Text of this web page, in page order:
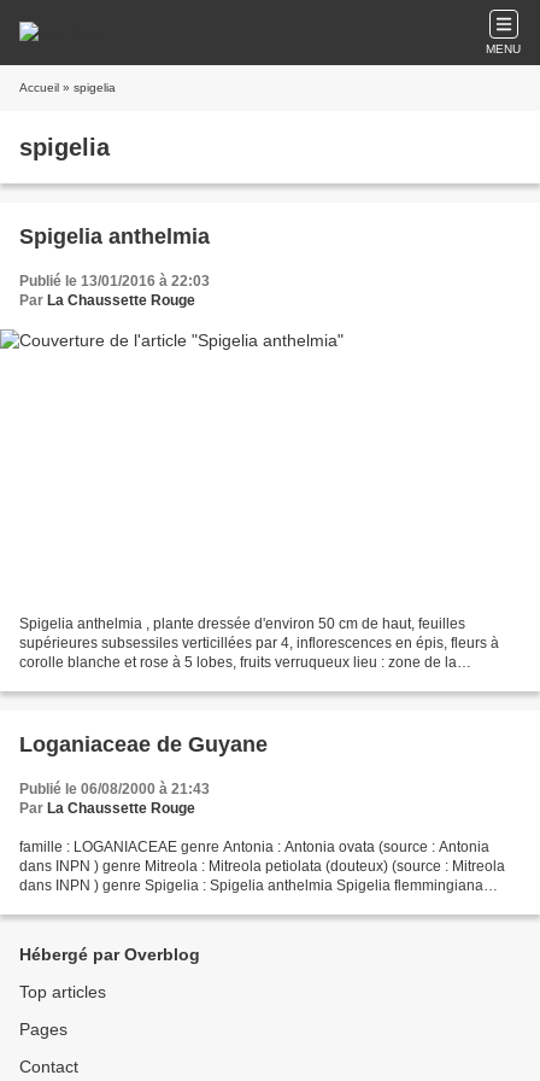
MENU
Accueil » spigelia
spigelia
Spigelia anthelmia
Publié le 13/01/2016 à 22:03
Par La Chaussette Rouge
Spigelia anthelmia , plante dressée d'environ 50 cm de haut, feuilles
supérieures subsessiles verticillées par 4, inflorescences en épis, fleurs à
corolle blanche et rose à 5 lobes, fruits verruqueux lieu : zone de la
Loganiaceae de Guyane
Publié le 06/08/2000 à 21:43
Par La Chaussette Rouge
famille : LOGANIACEAE genre Antonia : Antonia ovata (source : Antonia
dans INPN ) genre Mitreola : Mitreola petiolata (douteux) (source : Mitreola
dans INPN ) genre Spigelia : Spigelia anthelmia Spigelia flemmingiana
Hébergé par Overblog
Top articles
Pages
Contact